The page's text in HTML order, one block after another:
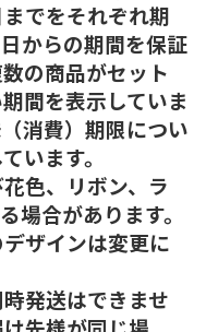
でをそれぞれ期
からの期間を保証
の商品がセット
間を表示していま
消費）期限につい
います。
色、リボン、ラ
場合があります。
ザインは変更に
発送はできませ